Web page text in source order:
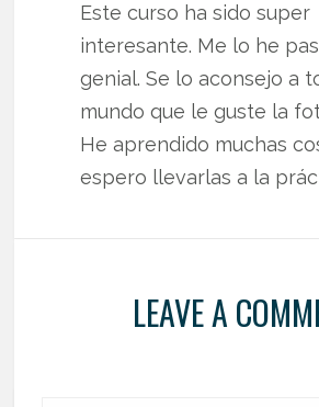
Este curso ha sido super
interesante. Me lo he
genial. Se lo aconsejo a
mundo que le guste la
He aprendido muchas
espero llevarlas a la
LEAVE A